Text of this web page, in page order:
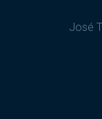
José